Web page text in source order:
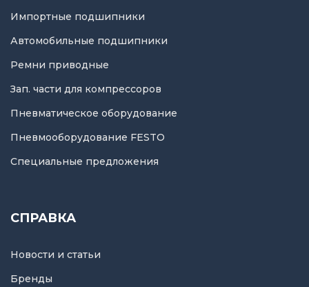
Импортные подшипники
Автомобильные подшипники
Ремни приводные
Зап. части для компрессоров
Пневматическое оборудование
Пневмооборудование FESTO
Специальные предложения
СПРАВКА
Новости и статьи
Бренды